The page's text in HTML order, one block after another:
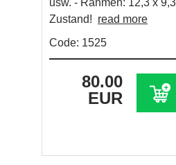
Zustand! read more
Code: 1525
80.00
EUR